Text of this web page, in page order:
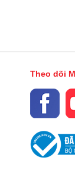
Theo dõi